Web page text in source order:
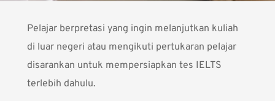
Pelajar berpretasi yang ingin melanjutkan kuliah
di luar negeri atau mengikuti pertukaran pelajar
disarankan untuk mempersiapkan tes IELTS
terlebih dahulu.